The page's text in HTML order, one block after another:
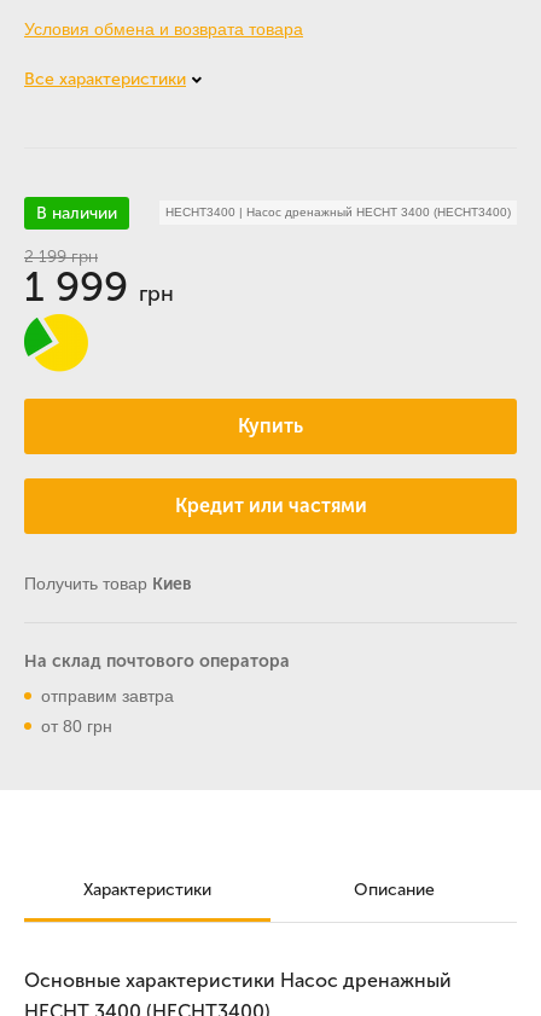
Условия обмена и возврата товара
Все характеристики
В наличии HECHT3400 | Насос дренажный HECHT 3400 (HECHT3400)
2 199грн
1 999 грн
Купить
Кредит или частями
Получить товар Киев
На склад почтового оператора
отправим завтра
от 80 грн
Характеристики Описание
Основные характеристики Насос дренажный
HECHT 3400 (HECHT3400)